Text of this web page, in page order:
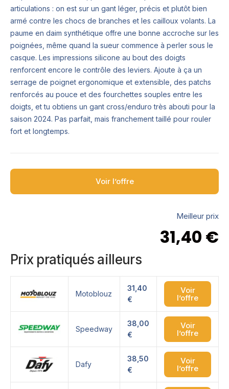
articulations : on est sur un gant léger, précis et plutôt bien
armé contre les chocs de branches et les cailloux volants. La
paume en daim synthétique offre une bonne accroche sur les
poignées, même quand la sueur commence à perler sous le
casque. Les impressions silicone au bout des doigts
renforcent encore le contrôle des leviers. Ajoute à ça un
serrage de poignet ergonomique et extensible, des patchs
renforcés au pouce et des fourchettes souples entre les
doigts, et tu obtiens un gant cross/enduro très abouti pour la
saison 2024. Pas parfait, mais franchement taillé pour rouler
fort et longtemps.
Voir l’offre
Meilleur prix
31,40 €
Prix pratiqués ailleurs
Motoblouz
31,40
€
Voir
l’offre
Speedway
38,00
€
Voir
l’offre
Dafy
38,50
€
Voir
l’offre